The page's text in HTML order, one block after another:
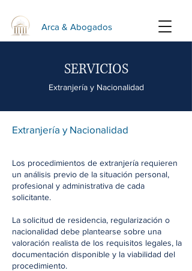
Arca & Abogados
SERVICIOS
Extranjería y Nacionalidad
Extranjería y Nacionalidad
Los procedimientos de extranjería requieren
un análisis previo de la situación personal,
profesional y administrativa de cada
solicitante.
La solicitud de residencia, regularización o
nacionalidad debe plantearse sobre una
valoración realista de los requisitos legales, la
documentación disponible y la viabilidad del
procedimiento.